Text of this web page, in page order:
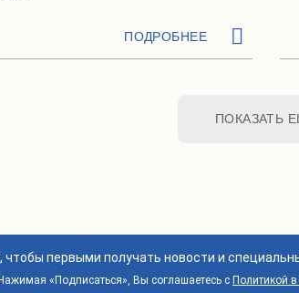
ПОДРОБНЕЕ
ПОКАЗАТЬ
первыми получать новости и
Нажимая «Подписаться», Вы соглашаетесь с Политикой